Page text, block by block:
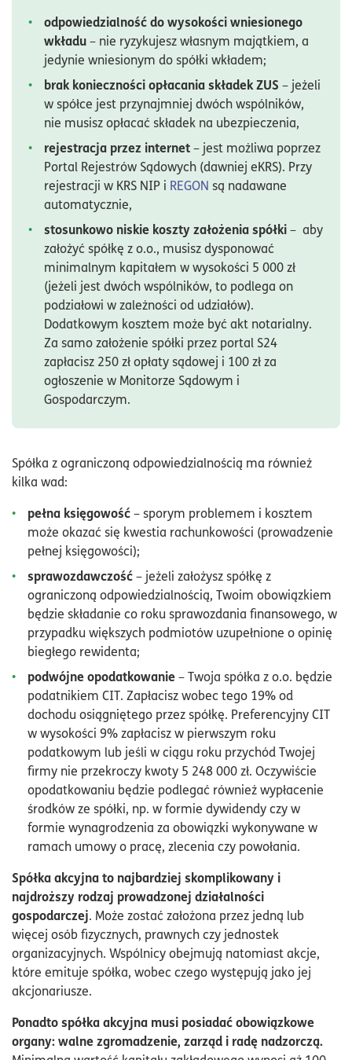
odpowiedzialność do wysokości wniesionego
wkładu– nie ryzykujesz własnym majątkiem, a
jedynie wniesionym do spółki wkładem;
brak konieczności opłacania składek ZUS – jeżeli
w spółce jest przynajmniej dwóch wspólników,
nie musisz opłacać składek na ubezpieczenia,
rejestracja przez internet– jest możliwa poprzez
Portal Rejestrów Sądowych (dawniej eKRS). Przy
rejestracji w KRS NIP i REGON są nadawane
automatycznie,
stosunkowo niskie koszty założenia spółki– aby
założyć spółkę z o.o., musisz dysponować
minimalnym kapitałem w wysokości 5 000 zł
(jeżeli jest dwóch wspólników, to podlega on
podziałowi w zależności od udziałów).
Dodatkowym kosztem może być akt notarialny.
Za samo założenie spółki przez portal S24
zapłacisz 250 zł opłaty sądowej i 100 zł za
ogłoszenie w Monitorze Sądowym i
Gospodarczym.
Spółka z ograniczoną odpowiedzialnością ma również
kilka wad:
pełna księgowość– sporym problemem i kosztem
może okazać się kwestia rachunkowości (prowadzenie
pełnej księgowości);
sprawozdawczość– jeżeli założysz spółkę z
ograniczoną odpowiedzialnością, Twoim obowiązkiem
będzie składanie co roku sprawozdania finansowego, w
przypadku większych podmiotów uzupełnione o opinię
biegłego rewidenta;
podwójne opodatkowanie– Twoja spółka z o.o. będzie
podatnikiem CIT. Zapłacisz wobec tego 19% od
dochodu osiągniętego przez spółkę. Preferencyjny CIT
w wysokości 9% zapłacisz w pierwszym roku
podatkowym lub jeśli w ciągu roku przychód Twojej
firmy nie przekroczy kwoty 5 248 000 zł. Oczywiście
opodatkowaniu będzie podlegać również wypłacenie
środków ze spółki, np. w formie dywidendy czy w
formie wynagrodzenia za obowiązki wykonywane w
ramach umowy o pracę, zlecenia czy powołania.
Spółka akcyjna to najbardziej skomplikowany i
najdroższy rodzaj prowadzonej działalności
gospodarczej. Może zostać założona przez jedną lub
więcej osób fizycznych, prawnych czy jednostek
organizacyjnych. Wspólnicy obejmują natomiast akcje,
które emituje spółka, wobec czego występują jako jej
akcjonariusze.
Ponadto spółka akcyjna musi posiadać obowiązkowe
organy: walne zgromadzenie, zarząd i radę nadzorczą.